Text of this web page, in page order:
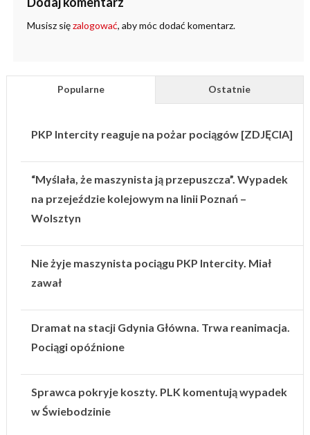
Musisz sięzalogować, aby móc dodać komentarz.
Popularne Ostatnie
PKP Intercity reaguje na pożar pociągów [ZDJĘCIA]
“Myślała, że maszynista ją przepuszcza”. Wypadek
na przejeździe kolejowym na linii Poznań –
Wolsztyn
Nie żyje maszynista pociągu PKP Intercity. Miał
zawał
Dramat na stacji Gdynia Główna. Trwa reanimacja.
Pociągi opóźnione
Sprawca pokryje koszty. PLK komentują wypadek
w Świebodzinie